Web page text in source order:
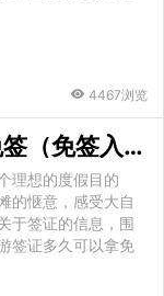
4467浏览
菲律宾旅游签证多久可以拿免签（免签入境条件）
理想的度假目的
的惬意，感受大自
于签证的信息，围
签证多久可以拿免